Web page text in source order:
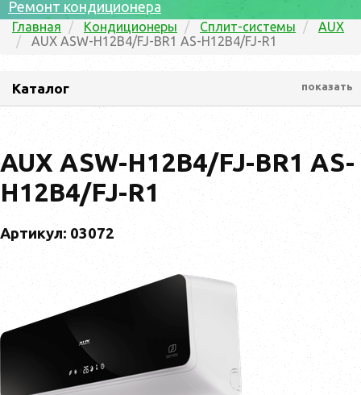
Ремонт кондиционера
Главная Кондиционеры Сплит-системы
AUX
AUX ASW-H12B4/FJ-BR1 AS-H12B4/FJ-R1
Каталог показать
AUX ASW-H12B4/FJ-BR1 AS-
H12B4/FJ-R1
Артикул: 03072